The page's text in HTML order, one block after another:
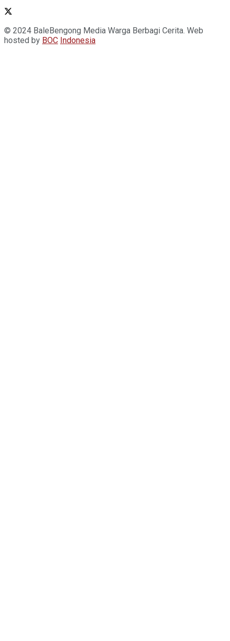
© 2024 BaleBengong Media Warga Berbagi Cerita. Web
hosted by BOC Indonesia